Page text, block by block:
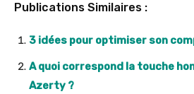
Publications Similaires :
3 idées pour optimiser son
A quoi correspond la touche
Azerty ?